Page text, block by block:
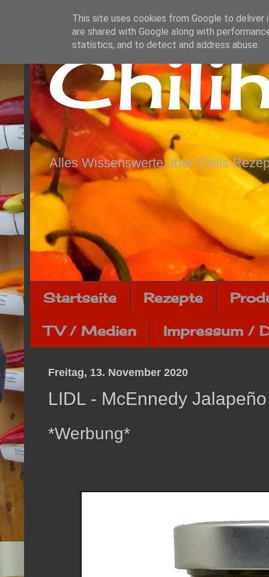
Alles Wissenswerte über Chilis
Startseite Rezepte
TV / Medien Impressum /
Freitag, 13. November 2020
LIDL - McEnnedy Jalapeño
*Werbung*
This site uses cookies from Google to deliver
are shared with Google along with
statistics, and to detect and address abuse.